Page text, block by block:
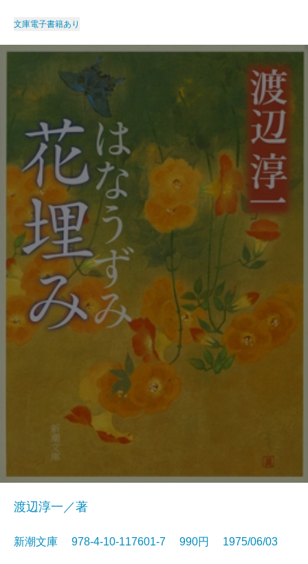
文庫電子書籍あり
渡辺淳一／著
新潮文庫 978-4-10-117601-7 990円 1975/06/03